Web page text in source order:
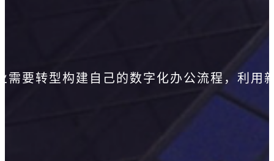
要转型构建自己的数字化办公流程，利用